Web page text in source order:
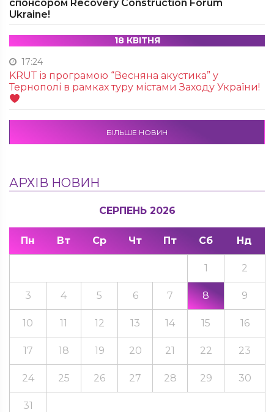
спонсором Recovery Construction Forum
Ukraine!
18 КВІТНЯ
17:24
KRUТ із програмою “Весняна акустика” у
Тернополі в рамках туру містами Заходу України!
БІЛЬШЕ НОВИН
АРХІВ НОВИН
СЕРПЕНЬ 2026
Пн Вт Ср Чт Пт Сб Нд
1 2
3 4 5 6 7 8 9
10 11 12 13 14 15 16
17 18 19 20 21 22 23
24 25 26 27 28 29 30
31